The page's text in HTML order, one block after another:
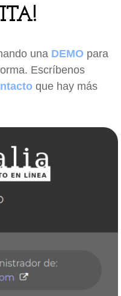
una DEMO para
Escríbenos
que hay más